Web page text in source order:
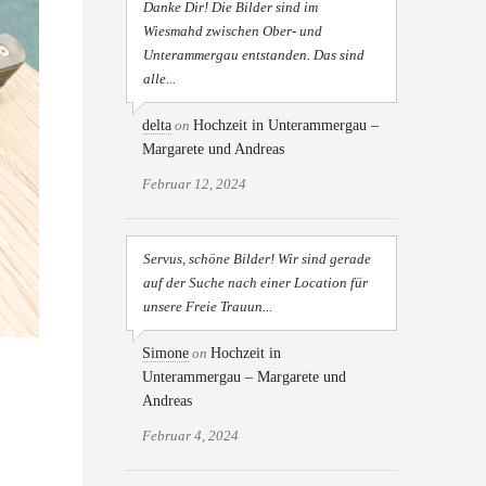
Danke Dir! Die Bilder sind im
Wiesmahd zwischen Ober- und
Unterammergau entstanden. Das sind
alle...
delta on Hochzeit in Unterammergau –
Margarete und Andreas
Februar 12, 2024
Servus, schöne Bilder! Wir sind gerade
auf der Suche nach einer Location für
unsere Freie Trauun...
Simone on Hochzeit in
Unterammergau – Margarete und
Andreas
Februar 4, 2024